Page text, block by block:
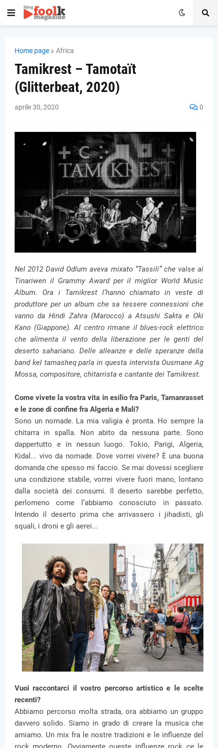
Home page Africa
Tamikrest – Tamotaït
(Glitterbeat, 2020)
aprile 30, 2020 0
Nel 2012 David Odlum aveva mixato “Tassili” che valse ai
Tinariwen il Grammy Award per il miglior World Music
Album. Ora i Tamikrest l’hanno chiamato in veste di
produttore per un album che sa tessere connessioni che
vanno da Hindi Zahra (Marocco) a Atsushi Sakta e Oki
Kano (Giappone). Al centro rimane il blues-rock elettrico
che alimenta il vento della liberazione per le genti del
deserto sahariano. Delle alleanze e delle speranze della
band kel tamasheq parla in questa intervista Ousmane Ag
Mossa, compositore, chitarrista e cantante dei Tamikrest.
Come vivete la vostra vita in esilio fra Paris, Tamanrasset
e le zone di confine fra Algeria e Mali?
Sono un nomade. La mia valigia è pronta. Ho sempre la
chitarra in spalla. Non abito da nessuna parte. Sono
dappertutto e in nessun luogo. Tokio, Parigi, Algeria,
Kidal... vivo da nomade. Dove vorrei vivere? È una buona
domanda che spesso mi faccio. Se mai dovessi scegliere
una condizione stabile, vorrei vivere fuori mano, lontano
dalla società dei consumi. Il deserto sarebbe perfetto,
perlomeno come l’abbiamo conosciuto in passato.
Intendo il deserto prima che arrivassero i jihadisti, gli
squali, i droni e gli aerei...
Vuoi raccontarci il vostro percorso artistico e le scelte
recenti?
Abbiamo percorso molta strada, ora abbiamo un gruppo
davvero solido. Siamo in grado di creare la musica che
amiamo. Un mix fra le nostre tradizioni e le influenze del